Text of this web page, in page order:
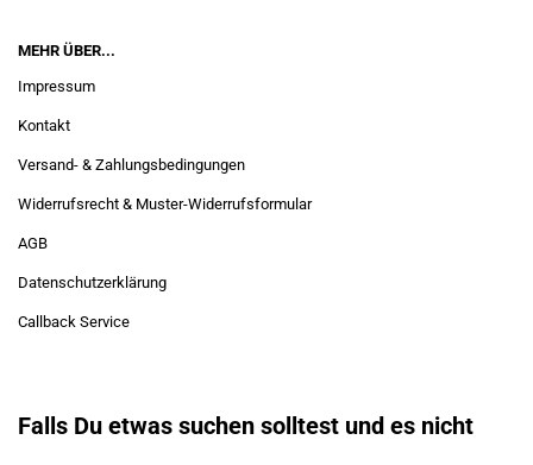
MEHR ÜBER...
Impressum
Kontakt
Versand- & Zahlungsbedingungen
Widerrufsrecht & Muster-Widerrufsformular
AGB
Datenschutzerklärung
Callback Service
Falls Du etwas suchen solltest und es nicht